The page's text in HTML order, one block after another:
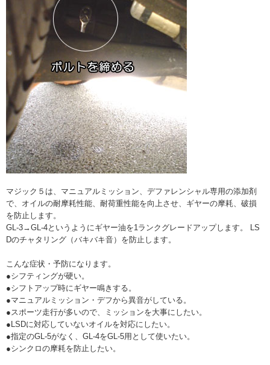
マジック５は、マニュアルミッション、デファレンシャル専用の添加剤
で、オイルの耐摩耗性能、耐荷重性能を向上させ、ギヤーの摩耗、破損
を防止します。
GL-3→GL-4というようにギヤー油を1ランクグレードアップします。 LS
Dのチャタリング（バキバキ音）を防止します。
こんな症状・予防になります。
●シフティングが硬い。
●シフトアップ時にギヤー鳴きする。
●マニュアルミッション・デフから異音がしている。
●スポーツ走行が多いので、ミッションを大事にしたい。
●LSDに対応していないオイルを対応にしたい。
●指定のGL-5がなく、GL-4をGL-5用として使いたい。
●シンクロの摩耗を防止したい。